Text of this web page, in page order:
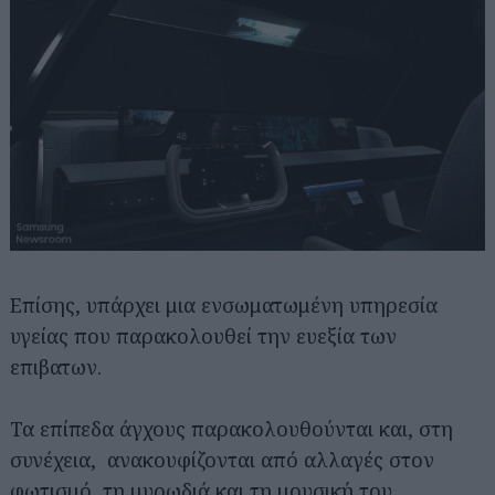
Επίσης, υπάρχει μια ενσωματωμένη υπηρεσία
υγείας που παρακολουθεί την ευεξία των
επιβατων.
Τα επίπεδα άγχους παρακολουθούνται και, στη
συνέχεια, ανακουφίζονται από αλλαγές στον